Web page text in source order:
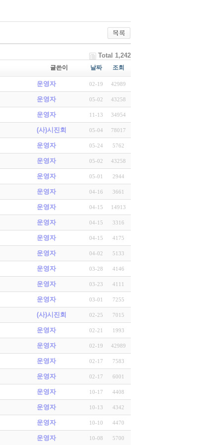
Total 1,242
글쓴이 날짜 조회
운영자 02-19 42989
운영자 05-02 43258
운영자 11-13 34954
(사)시진회 05-04 78017
운영자 05-24 5762
운영자 05-02 43258
운영자 05-01 2944
운영자 04-16 3661
운영자 04-15 14913
운영자 04-15 3316
운영자 04-15 4175
운영자 04-02 5133
운영자 03-28 4146
운영자 03-23 4111
운영자 03-01 7255
(사)시진회 02-25 7015
운영자 02-21 1993
운영자 02-19 42989
운영자 02-17 7583
운영자 02-17 6001
운영자 10-17 4408
운영자 10-13 4342
운영자 10-10 4470
운영자 10-08 5700